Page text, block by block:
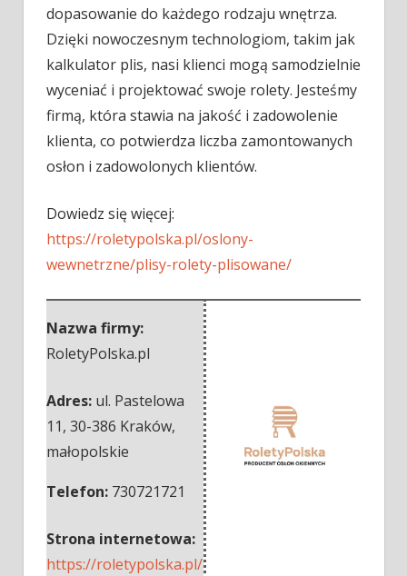
dopasowanie do każdego rodzaju wnętrza.
Dzięki nowoczesnym technologiom, takim jak
kalkulator plis, nasi klienci mogą samodzielnie
wyceniać i projektować swoje rolety. Jesteśmy
firmą, która stawia na jakość i zadowolenie
klienta, co potwierdza liczba zamontowanych
osłon i zadowolonych klientów.
Dowiedz się więcej:
https://roletypolska.pl/oslony-
wewnetrzne/plisy-rolety-plisowane/
Nazwa firmy:
RoletyPolska.pl
Adres: ul. Pastelowa
11, 30-386 Kraków,
małopolskie
Telefon: 730721721
Strona internetowa:
https://roletypolska.pl/